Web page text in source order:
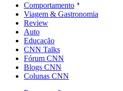
Comportamento
Viagem & Gastronomia
Review
Auto
Educação
CNN Talks
Fórum CNN
Blogs CNN
Colunas CNN